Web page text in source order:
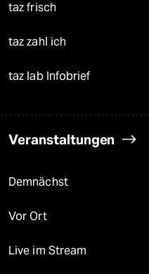
taz frisch
taz zahl ich
taz lab Infobrief
Veranstaltungen
Demnächst
Vor Ort
Live im Stream